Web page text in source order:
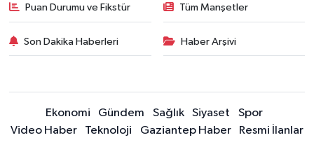
Puan Durumu ve Fikstür Tüm Manşetler
Son Dakika Haberleri Haber Arşivi
Ekonomi Gündem Sağlık Siyaset
Spor
Video Haber
Teknoloji Gaziantep Haber Resmi İlanlar